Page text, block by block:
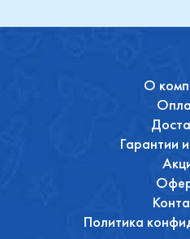
О
Гарантии
Политика